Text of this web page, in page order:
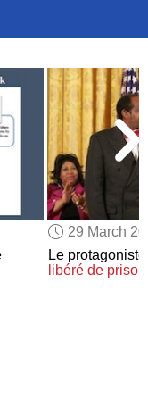
LICENSES
29 March
Le
libéré de prison